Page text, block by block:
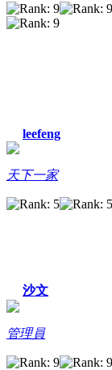
leefeng
天下一家
沙文
管理員